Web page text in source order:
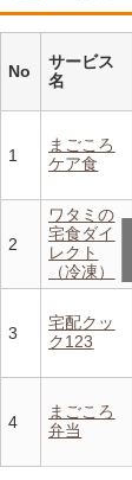
No
サービス
名
1
まごころ
ケア食
2
ワタミの
宅食ダイ
レクト
（冷凍）
3
宅配クッ
ク123
4
まごころ
弁当